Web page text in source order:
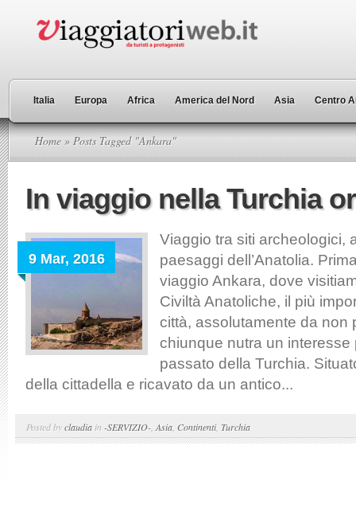
Italia Europa Africa America del Nord Asia Centro
Home » Posts Tagged "Ankara"
In viaggio nella Turchia
9 Mar, 2016
Viaggio tra siti archeologici,
paesaggi dell’Anatolia.
viaggio Ankara, dove
Civiltà Anatoliche, il più
città, assolutamente da non
chiunque nutra un interesse
passato della Turchia.
della cittadella e ricavato da un antico...
Posted byclaudia in -SERVIZIO- Asia Continenti, Turchia